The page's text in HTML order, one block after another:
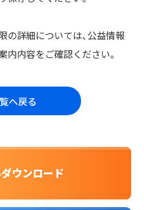
の詳細については、公益情報
内内容をご確認ください。
へ戻る
ウンロード